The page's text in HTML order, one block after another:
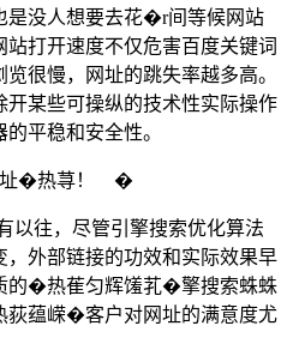
是没人想要去花�r间等候网站
打开速度不仅危害百度关键词
很慢，网址的跳失率越多高。
某些可操纵的技术性实际操作
平稳和安全性。
址�热荨！ �
以往，尽管引擎搜索优化算法
外部链接的功效和实际效果早
的�热萑匀辉馐芤�擎搜索蛛蛛
蕴嵘�客户对网址的满意度尤